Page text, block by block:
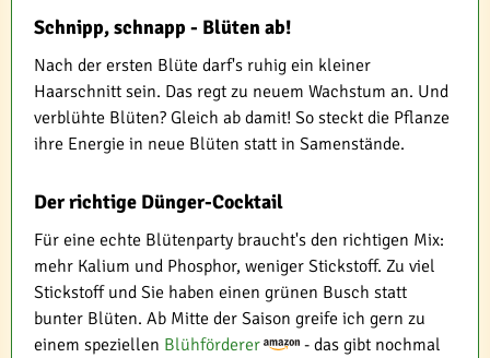
Schnipp, schnapp - Blüten ab!
Nach der ersten Blüte darf's ruhig ein kleiner
Haarschnitt sein. Das regt zu neuem Wachstum an. Und
verblühte Blüten? Gleich ab damit! So steckt die Pflanze
ihre Energie in neue Blüten statt in Samenstände.
Der richtige Dünger-Cocktail
Für eine echte Blütenparty braucht's den richtigen Mix:
mehr Kalium und Phosphor, weniger Stickstoff. Zu viel
Stickstoff und Sie haben einen grünen Busch statt
bunter Blüten. Ab Mitte der Saison greife ich gern zu
einem speziellen Blühförderer
- das gibt nochmal